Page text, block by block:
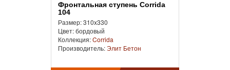
Фронтальная cтупень Corrida
104
Размер: 310x330
Цвет: бордовый
Коллекция:Corrida
Производитель:Элит Бетон